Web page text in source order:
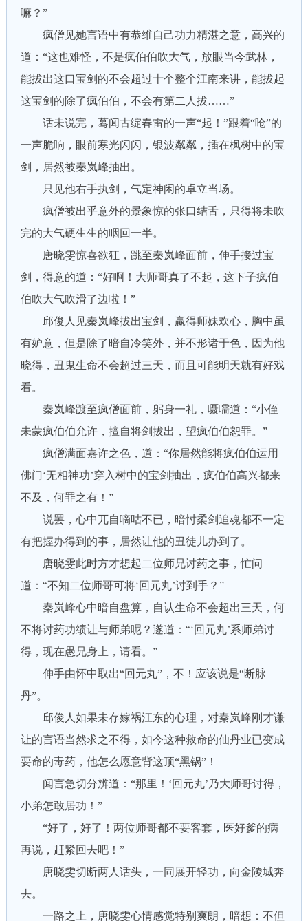
嘛？”
疯僧见她言语中有恭维自己功力精湛之意，高兴的
道：“这也难怪，不是疯伯伯吹大气，放眼当今武林，
能拔出这口宝剑的不会超过十个整个江南来讲，能拔起
这宝剑的除了疯伯伯，不会有第二人拔……”
话未说完，蓦闻古绽春雷的一声“起！”跟着“呛”的
一声脆响，眼前寒光闪闪，银波粼粼，插在枫树中的宝
剑，居然被秦岚峰抽出。
只见他右手执剑，气定神闲的卓立当场。
疯僧被出乎意外的景象惊的张口结舌，只得将未吹
完的大气硬生生的咽回一半。
唐晓雯惊喜欲狂，跳至秦岚峰面前，伸手接过宝
剑，得意的道：“好啊！大师哥真了不起，这下子疯伯
伯吹大气吹滑了边啦！”
邱俊人见秦岚峰拔出宝剑，赢得师妹欢心，胸中虽
有妒意，但是除了暗自冷笑外，并不形诸于色，因为他
晓得，丑鬼生命不会超过三天，而且可能明天就有好戏
看。
秦岚峰踱至疯僧面前，躬身一礼，嗫嚅道：“小侄
未蒙疯伯伯允许，擅自将剑拔出，望疯伯伯恕罪。”
疯僧满面嘉许之色，道：“你居然能将疯伯伯运用
佛门‘无相神功’穿入树中的宝剑抽出，疯伯伯高兴都来
不及，何罪之有！”
说罢，心中兀自嘀咕不已，暗忖柔剑追魂都不一定
有把握办得到的事，居然让他的丑徒儿办到了。
唐晓雯此时方才想起二位师兄讨药之事，忙问
道：“不知二位师哥可将‘回元丸’讨到手？”
秦岚峰心中暗自盘算，自认生命不会超出三天，何
不将讨药功绩让与师弟呢？遂道：“‘回元丸’系师弟讨
得，现在愚兄身上，请看。”
伸手由怀中取出“回元丸”，不！应该说是“断脉
丹”。
邱俊人如果未存嫁祸江东的心理，对秦岚峰刚才谦
让的言语当然求之不得，如今这种救命的仙丹业已变成
要命的毒药，他怎么愿意背这顶“黑锅”！
闻言急切分辨道：“那里！‘回元丸’乃大师哥讨得，
小弟怎敢居功！”
“好了，好了！两位师哥都不要客套，医好爹的病
再说，赶紧回去吧！”
唐晓雯切断两人话头，一同展开轻功，向金陵城奔
去。
一路之上，唐晓雯心情感觉特别爽朗，暗想：不但